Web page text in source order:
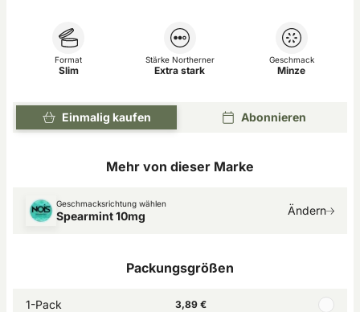
Einmalig kaufen Abonnieren
Format
Slim
Stärke Northerner
Extra stark
Geschmack
Minze
Mehr von dieser Marke
Geschmacksrichtung wählen
Spearmint 10mg Ändern
Packungsgrößen
1-Pack 3,89 €